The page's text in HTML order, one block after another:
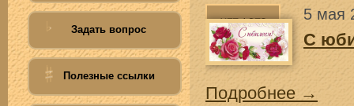
Задать вопрос
Полезные ссылки
5 мая
С
Подробнее →